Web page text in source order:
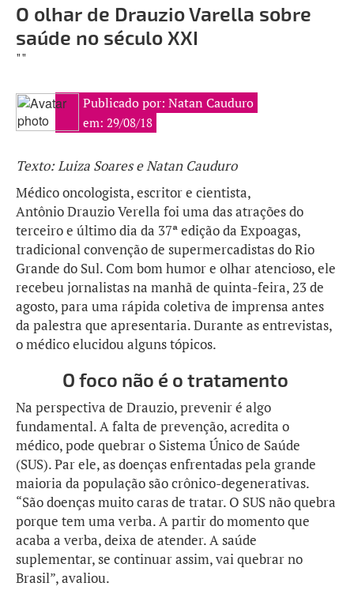
O olhar de Drauzio Varella sobre
saúde no século XXI
""
Publicado por: Natan Cauduro
em: 29/08/18
Texto: Luiza Soares e Natan Cauduro
Médico oncologista, escritor e cientista,
Antônio Drauzio Verella foi uma das atrações do
terceiro e último dia da 37ª edição da Expoagas,
tradicional convenção de supermercadistas do Rio
Grande do Sul. Com bom humor e olhar atencioso, ele
recebeu jornalistas na manhã de quinta-feira, 23 de
agosto, para uma rápida coletiva de imprensa antes
da palestra que apresentaria. Durante as entrevistas,
o médico elucidou alguns tópicos.
O foco não é o tratamento
Na perspectiva de Drauzio, prevenir é algo
fundamental. A falta de prevenção, acredita o
médico, pode quebrar o Sistema Único de Saúde
(SUS). Par ele, as doenças enfrentadas pela grande
maioria da população são crônico-degenerativas.
“São doenças muito caras de tratar. O SUS não quebra
porque tem uma verba. A partir do momento que
acaba a verba, deixa de atender. A saúde
suplementar, se continuar assim, vai quebrar no
Brasil”, avaliou.